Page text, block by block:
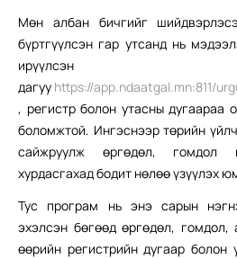
Мөн албан бичгийг
бүртгүүлсэн гар утсанд нь
ирүүлсэн
дагуу https://app.ndaatgal.mn:811/
, регистр болон утасны дугаараа
боломжтой. Ингэснээр төрийн
сайжруулж өргөдөл, гомдол
хурдасгахад бодит нөлөө үзүүлэх
Тус програм нь энэ сарын
эхэлсэн бөгөөд өргөдөл, гомдол,
өөрийн регистрийн дугаар болон